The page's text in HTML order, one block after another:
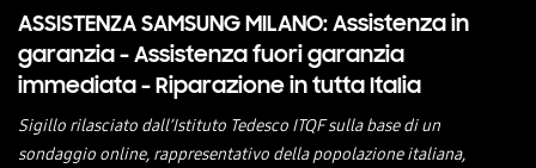
ASSISTENZA SAMSUNG MILANO:Assistenza in
garanzia - Assistenza fuori garanzia
immediata - Riparazione in tutta Italia
Sigillo rilasciato dall’Istituto Tedesco ITQF sulla base di un
sondaggio online, rappresentativo della popolazione italiana,